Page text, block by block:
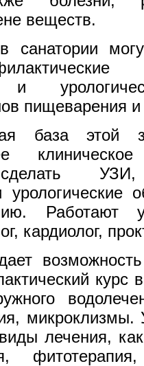
веществ.
санатории
и
пищеварения и
база этой
сделать
урологические
Работают
кардиолог,
курс
лечения,